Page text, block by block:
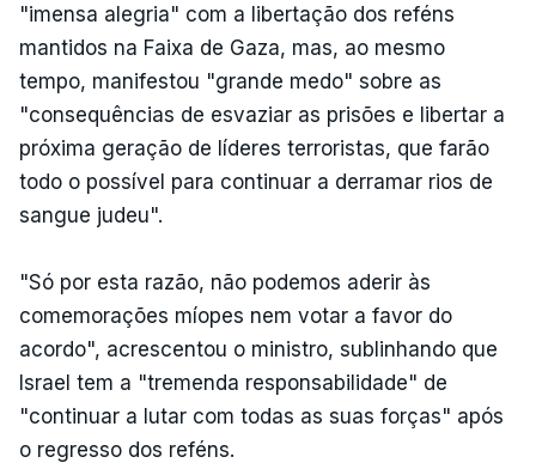
"imensa alegria" com a libertação dos reféns
mantidos na Faixa de Gaza, mas, ao mesmo
tempo, manifestou "grande medo" sobre as
"consequências de esvaziar as prisões e libertar a
próxima geração de líderes terroristas, que farão
todo o possível para continuar a derramar rios de
sangue judeu".
"Só por esta razão, não podemos aderir às
comemorações míopes nem votar a favor do
acordo", acrescentou o ministro, sublinhando que
Israel tem a "tremenda responsabilidade" de
"continuar a lutar com todas as suas forças" após
o regresso dos reféns.